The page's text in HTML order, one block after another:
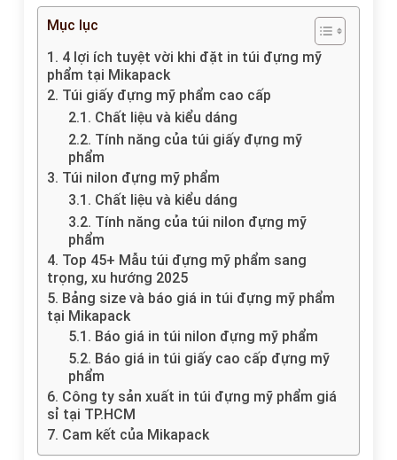
Mục lục
1. 4 lợi ích tuyệt vời khi đặt in túi đựng mỹ
phẩm tại Mikapack
2. Túi giấy đựng mỹ phẩm cao cấp
2.1. Chất liệu và kiểu dáng
2.2. Tính năng của túi giấy đựng mỹ
phẩm
3. Túi nilon đựng mỹ phẩm
3.1. Chất liệu và kiểu dáng
3.2. Tính năng của túi nilon đựng mỹ
phẩm
4. Top 45+ Mẫu túi đựng mỹ phẩm sang
trọng, xu hướng 2025
5. Bảng size và báo giá in túi đựng mỹ phẩm
tại Mikapack
5.1. Báo giá in túi nilon đựng mỹ phẩm
5.2. Báo giá in túi giấy cao cấp đựng mỹ
phẩm
6. Công ty sản xuất in túi đựng mỹ phẩm giá
sỉ tại TP.HCM
7. Cam kết của Mikapack